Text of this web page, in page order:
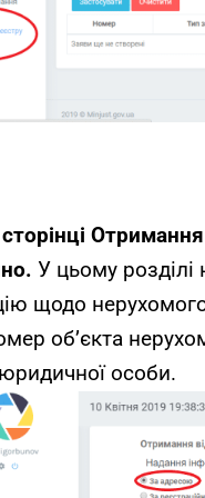
У цьому розділі
щодо
об’єкта
особи.